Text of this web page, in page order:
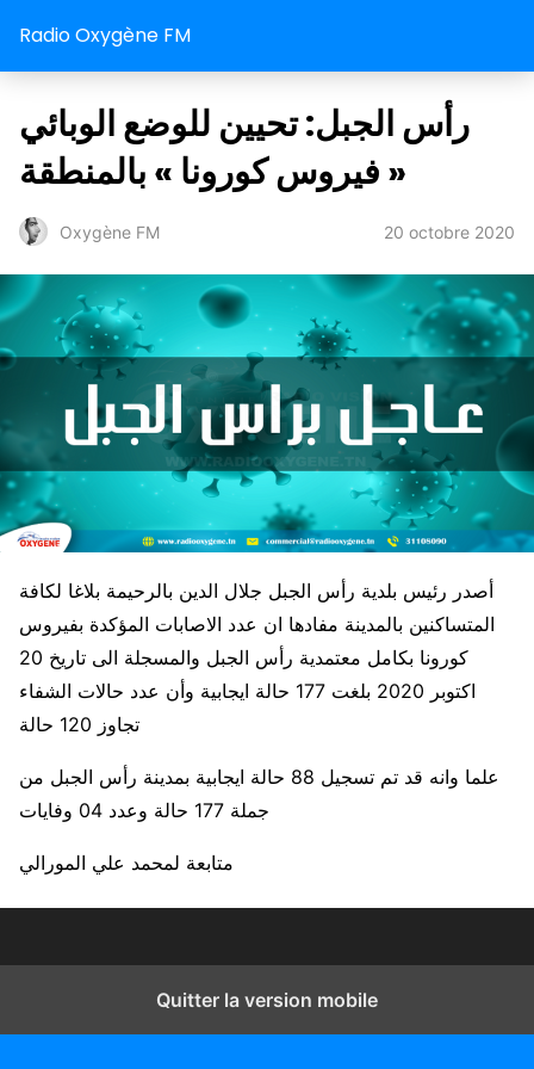
Radio Oxygène FM
رأس الجبل: تحيين للوضع الوبائي
« فيروس كورونا » بالمنطقة
Oxygène FM 20 octobre 2020
أصدر رئيس بلدية رأس الجبل جلال الدين بالرحيمة بلاغا لكافة
المتساكنين بالمدينة مفادها ان عدد الاصابات المؤكدة بفيروس
كورونا بكامل معتمدية رأس الجبل والمسجلة الى تاريخ 20
اكتوبر 2020 بلغت 177 حالة ايجابية وأن عدد حالات الشفاء
تجاوز 120 حالة
علما وانه قد تم تسجيل 88 حالة ايجابية بمدينة رأس الجبل من
جملة 177 حالة وعدد 04 وفايات
متابعة لمحمد علي المورالي
Quitter la version mobile